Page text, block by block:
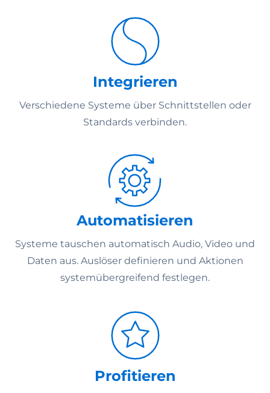
Integrieren
Verschiedene Systeme über Schnittstellen oder
Standards verbinden.
Automatisieren
Systeme tauschen automatisch Audio, Video und
Daten aus. Auslöser definieren und Aktionen
systemübergreifend festlegen.
Profitieren